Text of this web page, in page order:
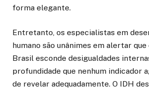
forma elegante.
Entretanto, os especialistas em
humano são unânimes em alertar
Brasil esconde desigualdades
profundidade que nenhum indicador
de revelar adequadamente. O IDH